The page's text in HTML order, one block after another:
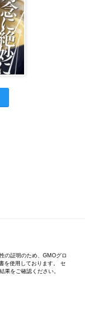
の証明のため、GMOグロ
を使用しております。 セ
果をご確認ください。